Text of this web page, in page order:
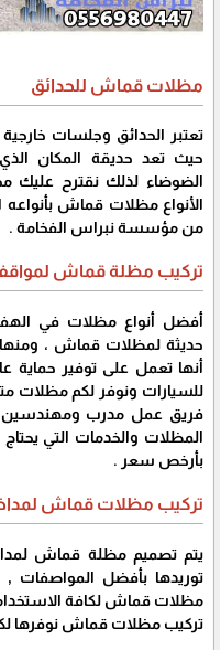
مظلات قماش للحدائق
تعتبر الحدائق وجلسات
حيث تعد حديقة المكان
الضوضاء لذلك نقترح
الأنواع مظلات قماش بأنواعه
من مؤسسة نبراس الفخامة .
تركيب مظلة قماش
أفضل أنواع مظلات في
حديثة لمظلات قماش ،
أنها تعمل على توفير حماية
للسيارات ونوفر لكم مظلات
فريق عمل مدرب ومهندسين
المظلات والخدمات التي
بأرخص سعر .
تركيب مظلات قماش
يتم تصميم مظلة قماش
توريدها بأفضل
مظلات قماش لكافة
تركيب مظلات قماش نوفرها لكم